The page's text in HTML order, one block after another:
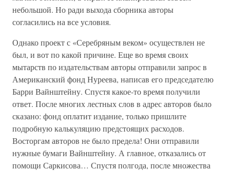
небольшой. Но ради выхода сборника авторы
согласились на все условия.
Однако проект с «Серебряным веком» осуществлен не
был, и вот по какой причине. Еще во время своих
мытарств по издательствам авторы отправили запрос в
Американский фонд Нуреева, написав его председателю
Барри Вайнштейну. Спустя какое-то время получили
ответ. После многих лестных слов в адрес авторов было
сказано: фонд оплатит издание, только пришлите
подробную калькуляцию предстоящих расходов.
Восторгам авторов не было предела! Они отправили
нужные бумаги Вайнштейну. А главное, отказались от
помощи Саркисова… Спустя полгода, после множества